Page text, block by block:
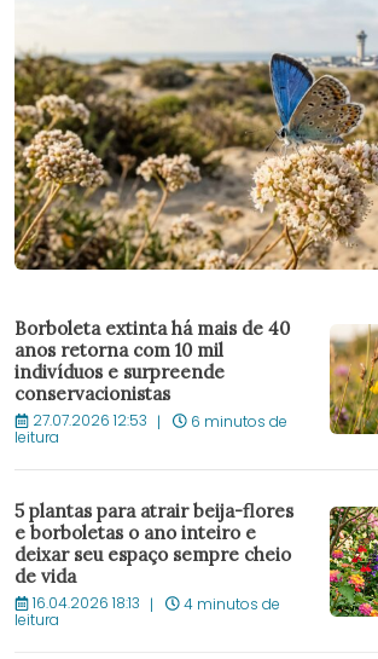
Borboleta extinta há mais de 40
anos retorna com 10 mil
indivíduos e surpreende
conservacionistas
27.07.2026 12:53 6 minutos de
leitura
5 plantas para atrair beija-flores
e borboletas o ano inteiro e
deixar seu espaço sempre cheio
de vida
16.04.2026 18:13 4 minutos de
leitura